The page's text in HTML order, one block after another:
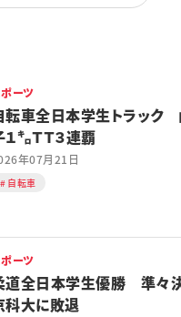
ーツ
転車全日本学生トラック
１㌔ＴＴ３連覇
年07月21日
自転車
ーツ
道全日本学生優勝 準々
科大に敗退